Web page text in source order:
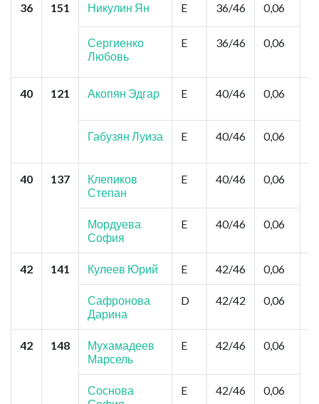
36 151 Никулин Ян E 36/46 0,06
Сергиенко
Любовь
E 36/46 0,06
40 121 Акопян Эдгар E 40/46 0,06
Габузян Луиза E 40/46 0,06
40 137
Клепиков
Степан
E 40/46 0,06
Мордуева
София
E 40/46 0,06
42 141 Кулеев Юрий E 42/46 0,06
Сафронова
Дарина
D 42/42 0,06
42 148
Мухамадеев
Марсель
E 42/46 0,06
Соснова
E 42/46 0,06